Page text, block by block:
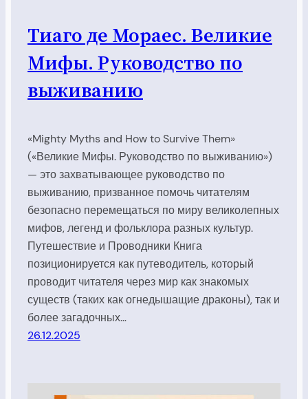
Тиаго де Мораес. Великие
Мифы. Руководство по
выживанию
«Mighty Myths and How to Survive Them»
(«Великие Мифы. Руководство по выживанию»)
— это захватывающее руководство по
выживанию, призванное помочь читателям
безопасно перемещаться по миру великолепных
мифов, легенд и фольклора разных культур.
Путешествие и Проводники Книга
позиционируется как путеводитель, который
проводит читателя через мир как знакомых
существ (таких как огнедышащие драконы), так и
более загадочных…
26.12.2025